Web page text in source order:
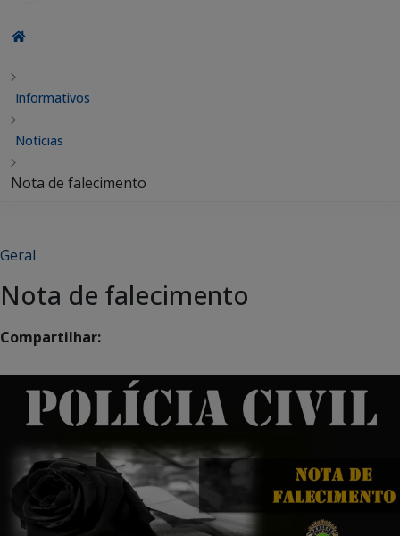
Informativos
Notícias
Nota de falecimento
Geral
Nota de falecimento
Compartilhar: